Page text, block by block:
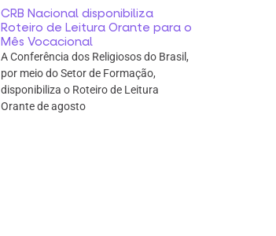
CRB Nacional disponibiliza
Roteiro de Leitura Orante para o
Mês Vocacional
A Conferência dos Religiosos do Brasil,
por meio do Setor de Formação,
disponibiliza o Roteiro de Leitura
Orante de agosto